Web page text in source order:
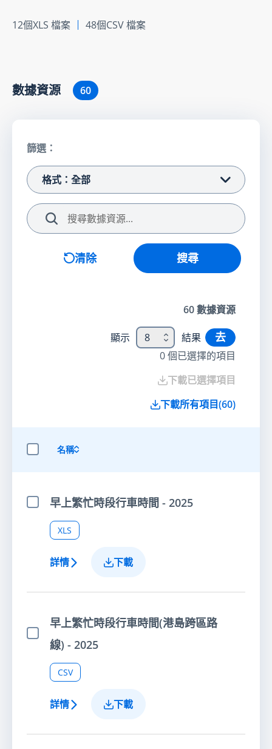
12個XLS 檔案 48個CSV 檔案
數據資源 60
篩選：
格式：全部
清除 搜尋
60數據資源
顯示 8 結果 去
0個已選擇的項目
下載已選擇項目
下載所有項目(60)
名稱
選擇項目早上繁忙時段行車時間 - 2025
XLS
詳情 下載
選擇項目
早上繁忙時段行車時間(港島跨區路
線) - 2025
CSV
詳情 下載